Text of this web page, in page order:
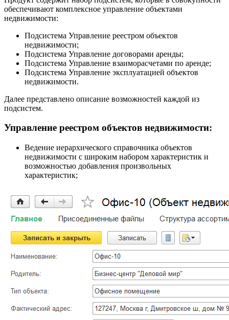
обеспечивают комплексное управление объектами
недвижимости:
Подсистема Управление реестром объектов
недвижимости;
Подсистема Управление договорами аренды;
Подсистема Управление взаиморасчетами по аренде;
Подсистема Управление эксплуатацией объектов
недвижимости.
Далее представлено описание возможностей каждой из
подсистем.
Управление реестром объектов недвижимости:
Ведение иерархического справочника объектов
недвижимости с широким набором характеристик и
возможностью добавления произвольных
характеристик;